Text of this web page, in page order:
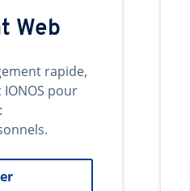
Web
rapide,
pour